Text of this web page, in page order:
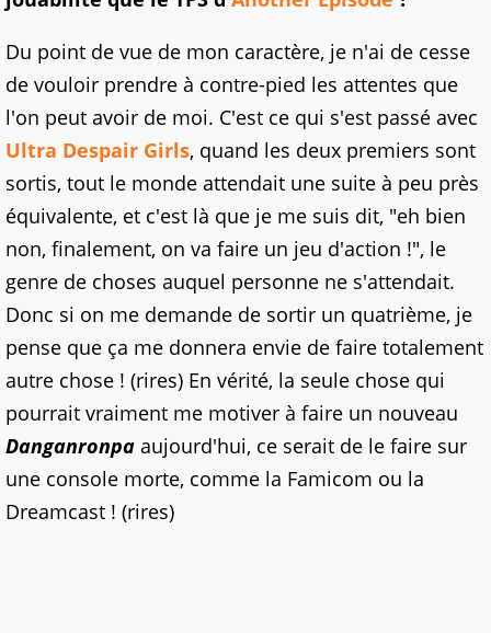
Du point de vue de mon caractère, je n'ai de cesse
de vouloir prendre à contre-pied les attentes que
l'on peut avoir de moi. C'est ce qui s'est passé avec
Ultra Despair Girls, quand les deux premiers sont
sortis, tout le monde attendait une suite à peu près
équivalente, et c'est là que je me suis dit, "eh bien
non, finalement, on va faire un jeu d'action !", le
genre de choses auquel personne ne s'attendait.
Donc si on me demande de sortir un quatrième, je
pense que ça me donnera envie de faire totalement
autre chose ! (rires) En vérité, la seule chose qui
pourrait vraiment me motiver à faire un nouveau
Danganronpa aujourd'hui, ce serait de le faire sur
une console morte, comme la Famicom ou la
Dreamcast ! (rires)